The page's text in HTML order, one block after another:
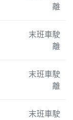
離
末班車駛
離
末班車駛
離
末班車駛